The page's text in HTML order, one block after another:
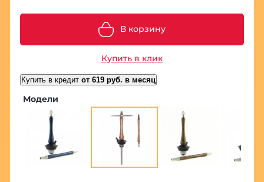
В корзину
Купить в клик
Купить в кредит от 619 руб. в месяц
Модели